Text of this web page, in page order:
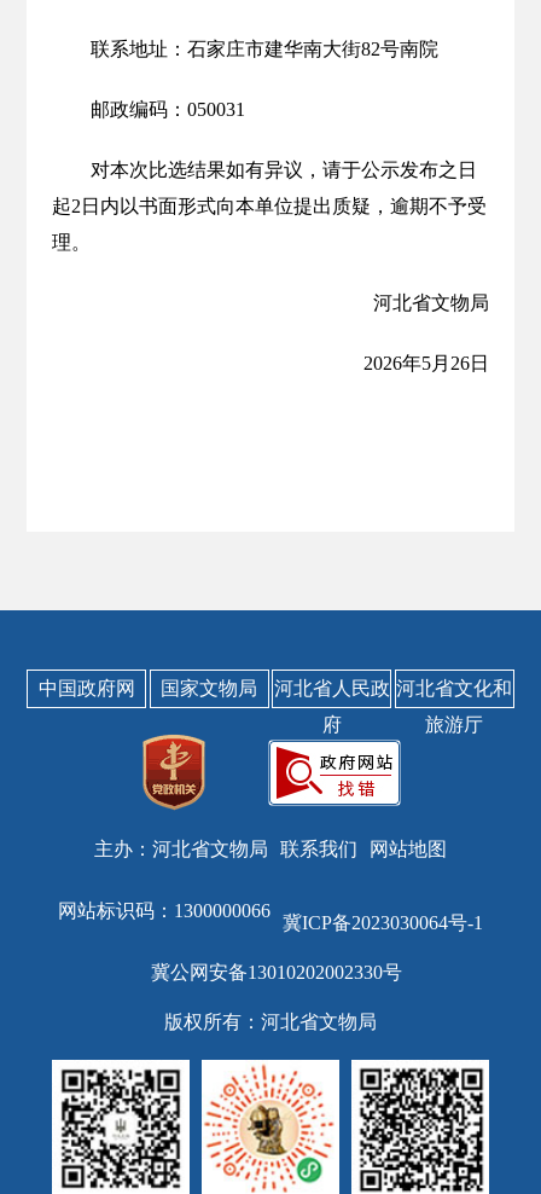
联系地址：石家庄市建华南大街82号南院
邮政编码：050031
对本次比选结果如有异议，请于公示发布之日
起2日内以书面形式向本单位提出质疑，逾期不予受
理。
河北省文物局
2026年5月26日
中国政府网 国家文物局
河北省人民政
府
河北省文化和
旅游厅
主办：河北省文物局 联系我们 网站地图
网站标识码：1300000066
冀ICP备2023030064号-1
冀公网安备13010202002330号
版权所有：河北省文物局